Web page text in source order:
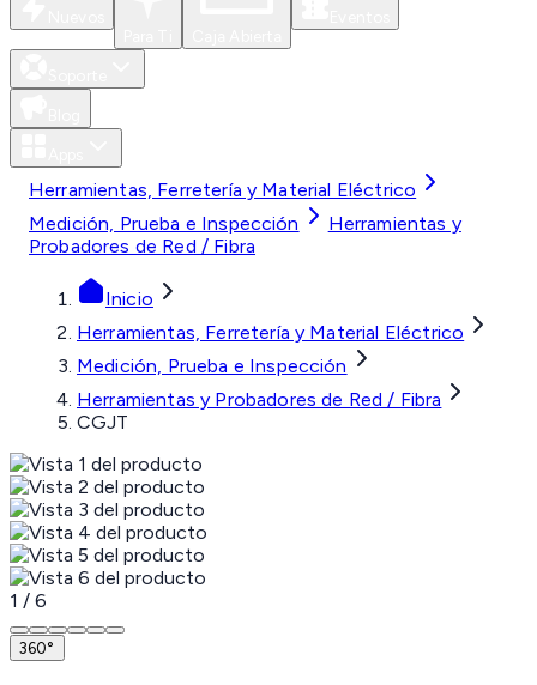
Herramientas, Ferretería y Material Eléctrico
Medición, Prueba e Inspección
Herramientas y
Probadores de Red / Fibra
Inicio
Herramientas, Ferretería y Material Eléctrico
Medición, Prueba e Inspección
Herramientas y Probadores de Red / Fibra
CGJT
1 / 6
360°